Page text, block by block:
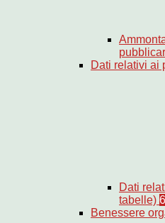
Dati relativi ai
Dati
tabelle) 6
Benessere